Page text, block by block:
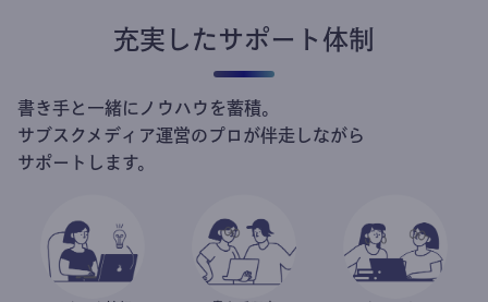
充実したサポート体制
書き手と一緒にノウハウを蓄積。
サブスクメディア運営のプロが伴走しながら
サポートします。